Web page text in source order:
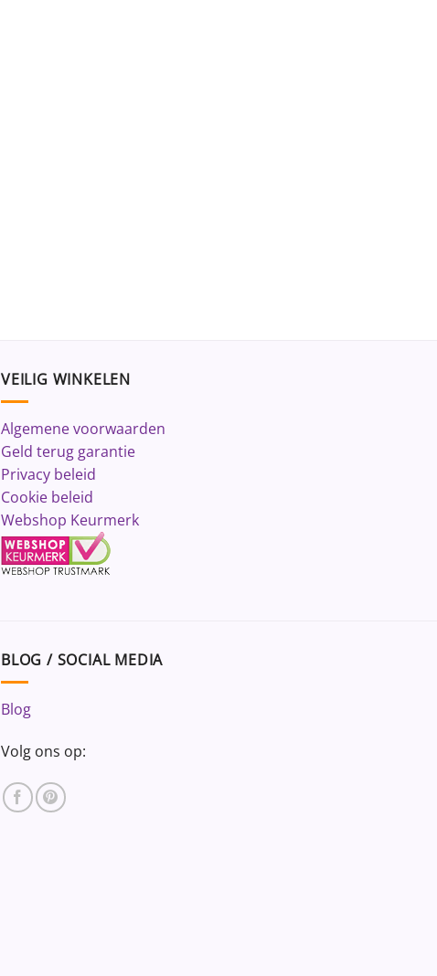
VEILIG WINKELEN
Algemene voorwaarden
Geld terug garantie
Privacy beleid
Cookie beleid
Webshop Keurmerk
BLOG / SOCIAL MEDIA
Blog
Volg ons op: